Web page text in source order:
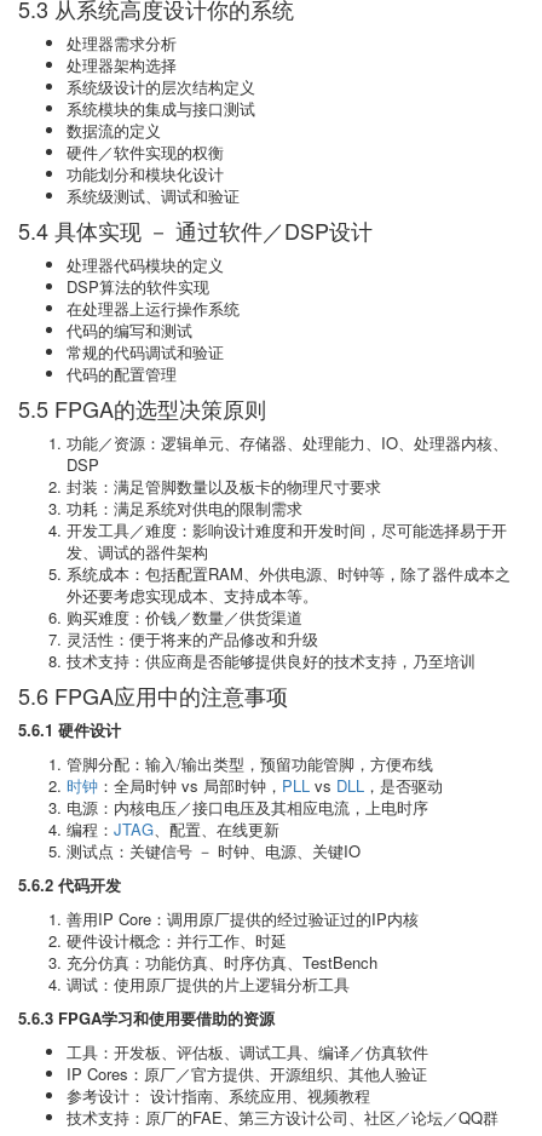
5.3 从系统高度设计你的系统
处理器需求分析
处理器架构选择
系统级设计的层次结构定义
系统模块的集成与接口测试
数据流的定义
硬件／软件实现的权衡
功能划分和模块化设计
系统级测试、调试和验证
5.4 具体实现 － 通过软件／DSP设计
处理器代码模块的定义
DSP算法的软件实现
在处理器上运行操作系统
代码的编写和测试
常规的代码调试和验证
代码的配置管理
5.5 FPGA的选型决策原则
功能／资源：逻辑单元、存储器、处理能力、IO、处理器内核、
DSP
封装：满足管脚数量以及板卡的物理尺寸要求
功耗：满足系统对供电的限制需求
开发工具／难度：影响设计难度和开发时间，尽可能选择易于开
发、调试的器件架构
系统成本：包括配置RAM、外供电源、时钟等，除了器件成本之
外还要考虑实现成本、支持成本等。
购买难度：价钱／数量／供货渠道
灵活性：便于将来的产品修改和升级
技术支持：供应商是否能够提供良好的技术支持，乃至培训
5.6 FPGA应用中的注意事项
5.6.1 硬件设计
管脚分配：输入/输出类型，预留功能管脚，方便布线
时钟 ：全局时钟 vs 局部时钟， PLL vs DLL ，是否驱动
电源：内核电压／接口电压及其相应电流，上电时序
编程： JTAG 、配置、在线更新
测试点：关键信号 － 时钟、电源、关键IO
5.6.2 代码开发
善用IP Core：调用原厂提供的经过验证过的IP内核
硬件设计概念：并行工作、时延
充分仿真：功能仿真、时序仿真、TestBench
调试：使用原厂提供的片上逻辑分析工具
5.6.3 FPGA学习和使用要借助的资源
工具：开发板、评估板、调试工具、编译／仿真软件
IP Cores：原厂／官方提供、开源组织、其他人验证
参考设计： 设计指南、系统应用、视频教程
技术支持：原厂的FAE、第三方设计公司、社区／论坛／QQ群